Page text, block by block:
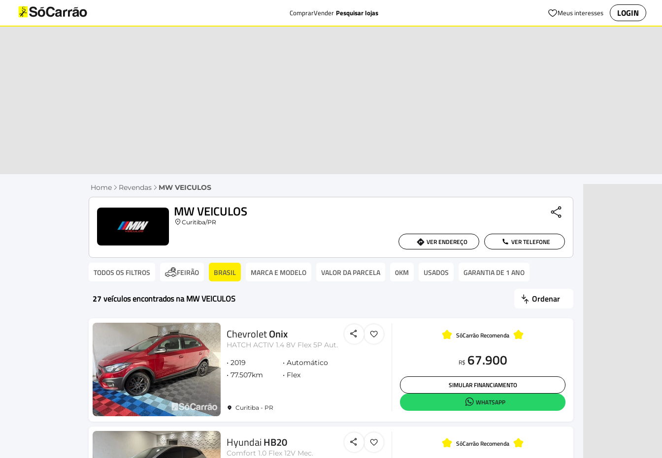
ComprarVender Pesquisar lojas Meus interesses LOGIN
Home Revendas MW VEICULOS
MW VEICULOS
Curitiba/PR
VER ENDEREÇO VER TELEFONE
TODOS OS FILTROS FEIRÃO BRASIL MARCA E MODELO VALOR DA PARCELA 0KM USADOS GARANTIA DE 1 ANO
27 veículos encontrados na MW VEICULOS Ordenar
ChevroletOnix
HATCH ACTIV 1.4 8V Flex 5P Aut.
2019
Automático
77.507km
Flex
Curitiba - PR
SóCarrão Recomenda
R$ 67.900
SIMULAR FINANCIAMENTO
WHATSAPP
HyundaiHB20
Comfort 1.0 Flex 12V Mec.
SóCarrão Recomenda